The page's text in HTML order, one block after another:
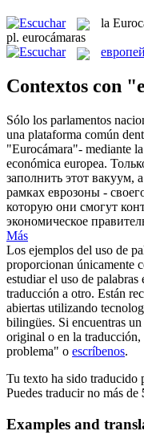
la
pl. eurocámaras
Contextos con
Sólo los parlamentos
una plataforma común
"Eurocámara"- mediante
económica europea.
заполнить этот
рамках еврозоны -
которую они смогут
экономическое
Más
Los ejemplos del uso de
proporcionan únicamente
estudiar el uso de
traducción a otro. Están
abiertas utilizando
bilingües. Si encuentras
original o en la
problema" o escríbenos.
Tu texto ha sido traducido
Puedes traducir no más de
Examples and